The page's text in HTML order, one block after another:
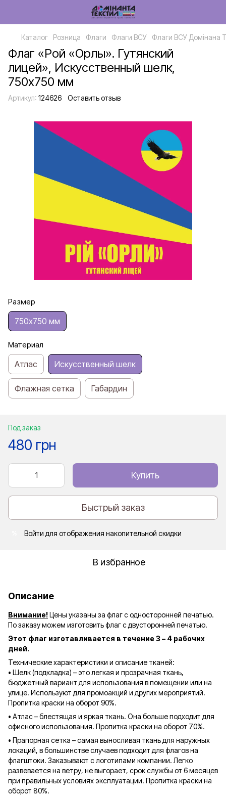
Каталог Розница Флаги Флаги ВСУ Флаги ВСУ Домінана
Флаг «Рой «Орлы». Гутянский
лицей», Искусственный шелк,
750х750 мм
Артикул: 124626 Оставить отзыв
Размер
750х750 мм
Материал
Атлас Искусственный шелк
Флажная сетка Габардин
Под заказ
480 грн
Купить
Быстрый заказ
Войти для отображения накопительной скидки
В избранное
Описание
Внимание!Цены указаны за флаг с односторонней печатью.
По заказу можем изготовить флаг с двусторонней печатью.
Этот флаг изготавливается в течение 3 – 4 рабочих
дней.
Технические характеристики и описание тканей:
• Шелк (подкладка) – это легкая и прозрачная ткань,
бюджетный вариант для использования в помещении или на
улице. Используют для промоакций и других мероприятий.
Пропитка краски на оборот 90%.
• Атлас – блестящая и яркая ткань. Она больше подходит для
офисного использования. Пропитка краски на оборот 70%.
• Прапорная сетка – самая выносливая ткань для наружных
локаций, в большинстве случаев подходит для флагов на
флагштоки. Заказывают с логотипами компании. Легко
развевается на ветру, не выгорает, срок службы от 6 месяцев
при правильных условиях эксплуатации. Пропитка краски на
оборот 80%.